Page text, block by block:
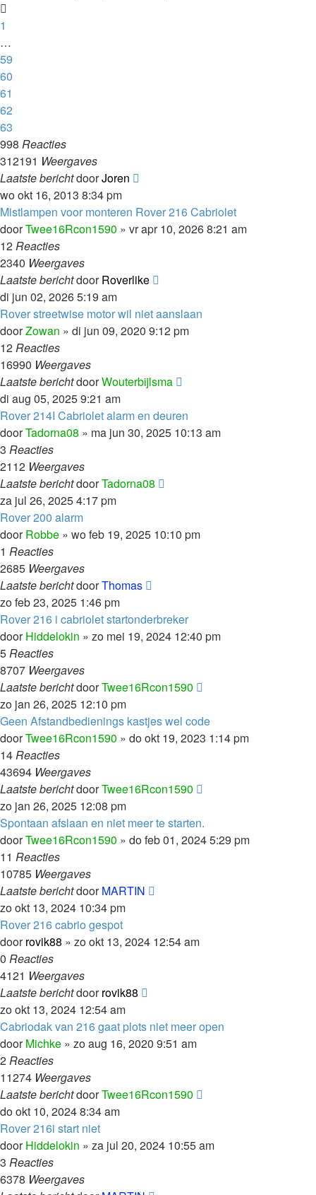
1
…
59
60
61
62
63
998 Reacties
312191 Weergaves
Laatste berichtdoorJoren
wo okt 16, 2013 8:34 pm
Mistlampen voor monteren Rover 216 Cabriolet
doorTwee16Rcon1590 » vr apr 10, 2026 8:21 am
12Reacties
2340 Weergaves
Laatste berichtdoorRoverlike
di jun 02, 2026 5:19 am
Rover streetwise motor wil niet aanslaan
doorZowan » di jun 09, 2020 9:12 pm
12Reacties
16990 Weergaves
Laatste berichtdoorWouterbijlsma
di aug 05, 2025 9:21 am
Rover 214I Cabriolet alarm en deuren
doorTadorna08 » ma jun 30, 2025 10:13 am
3 Reacties
2112 Weergaves
Laatste berichtdoorTadorna08
za jul 26, 2025 4:17 pm
Rover 200 alarm
doorRobbe » wo feb 19, 2025 10:10 pm
1 Reacties
2685 Weergaves
Laatste berichtdoorThomas
zo feb 23, 2025 1:46 pm
Rover 216 i cabriolet startonderbreker
doorHiddelokin » zo mei 19, 2024 12:40 pm
5Reacties
8707 Weergaves
Laatste berichtdoorTwee16Rcon1590
zo jan 26, 2025 12:10 pm
Geen Afstandbedienings kastjes wel code
doorTwee16Rcon1590 » do okt 19, 2023 1:14 pm
14Reacties
43694 Weergaves
Laatste berichtdoorTwee16Rcon1590
zo jan 26, 2025 12:08 pm
Spontaan afslaan en niet meer te starten.
doorTwee16Rcon1590 » do feb 01, 2024 5:29 pm
11 Reacties
10785 Weergaves
Laatste berichtdoorMARTIN
zo okt 13, 2024 10:34 pm
Rover 216 cabrio gespot
doorrovik88 » zo okt 13, 2024 12:54 am
0 Reacties
4121 Weergaves
Laatste berichtdoorrovik88
zo okt 13, 2024 12:54 am
Cabriodak van 216 gaat plots niet meer open
doorMichke » zo aug 16, 2020 9:51 am
2Reacties
11274 Weergaves
Laatste berichtdoorTwee16Rcon1590
do okt 10, 2024 8:34 am
Rover 216i start niet
doorHiddelokin » za jul 20, 2024 10:55 am
3 Reacties
6378 Weergaves